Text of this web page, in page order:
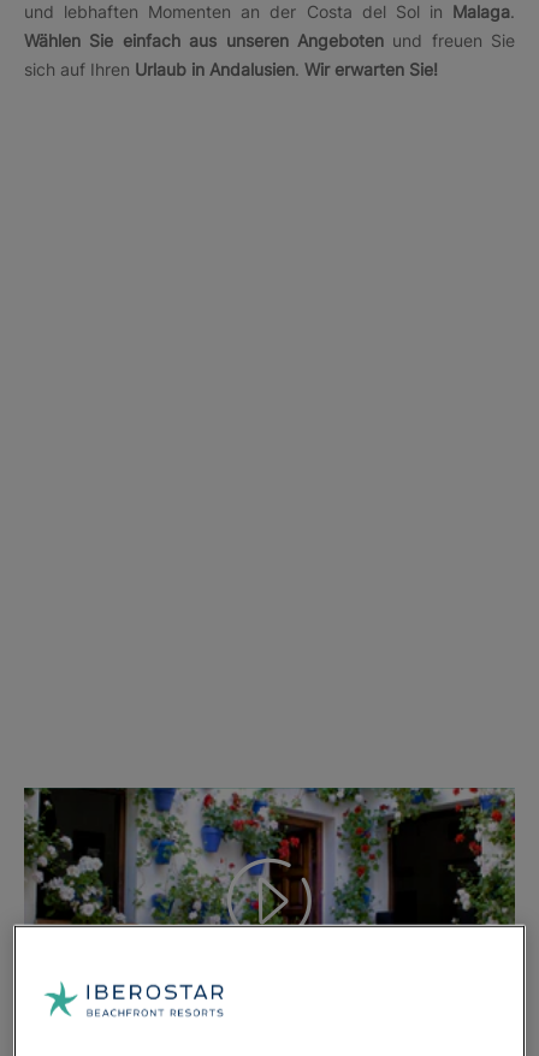
und lebhaften Momenten an der Costa del Sol in Malaga.
Wählen Sie einfach aus unseren Angebotenund freuen Sie
sich auf Ihren Urlaub in Andalusien. Wir erwarten Sie!